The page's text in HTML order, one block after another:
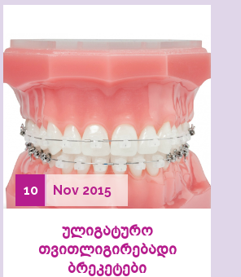
10 Nov 2015
ულიგატურო
თვითლიგირებადი
ბრეკეტები